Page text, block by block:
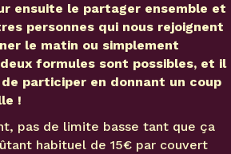
ensuite le partager ensemble et
personnes qui nous rejoignent
le matin ou simplement
formules sont possibles, et il
participer en donnant un coup
!
pas de limite basse tant que ça
habituel de 15€ par couvert